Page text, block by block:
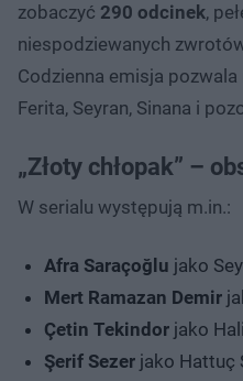
zobaczyć 290 odcinek,
niespodziewanych
Codzienna emisja
Ferita, Seyran, Sinana i
„Złoty chłopak” –
W serialu występują m.in.:
Afra Saraçoğlu jako
Mert Ramazan Demir
Çetin Tekindor jako
Şerif Sezer jako Hattuç